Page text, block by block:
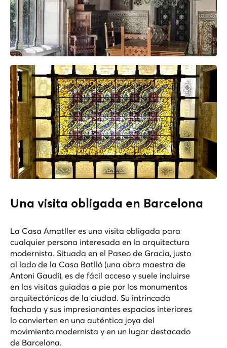
Una visita obligada en Barcelona
La Casa Amatller es una visita obligada para
cualquier persona interesada en la arquitectura
modernista. Situada en el Paseo de Gracia, justo
al lado de la Casa Batlló (una obra maestra de
Antoni Gaudí), es de fácil acceso y suele incluirse
en las visitas guiadas a pie por los monumentos
arquitectónicos de la ciudad. Su intrincada
fachada y sus impresionantes espacios interiores
lo convierten en una auténtica joya del
movimiento modernista y en un lugar destacado
de Barcelona.